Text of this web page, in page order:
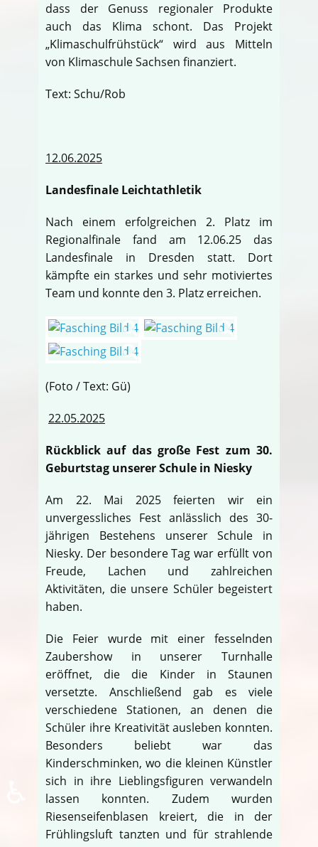
dass der Genuss regionaler Produkte
auch das Klima schont. Das Projekt
„Klimaschulfrühstück“ wird aus Mitteln
von Klimaschule Sachsen finanziert.
Text: Schu/Rob
12.06.2025
Landesfinale Leichtathletik
Nach einem erfolgreichen 2. Platz im
Regionalfinale fand am 12.06.25 das
Landesfinale in Dresden statt. Dort
kämpfte ein starkes und sehr motiviertes
Team und konnte den 3. Platz erreichen.
(Foto / Text: Gü)
22.05.2025
Rückblick auf das große Fest zum 30.
Geburtstag unserer Schule in Niesky
Am 22. Mai 2025 feierten wir ein
unvergessliches Fest anlässlich des 30-
jährigen Bestehens unserer Schule in
Niesky. Der besondere Tag war erfüllt von
Freude, Lachen und zahlreichen
Aktivitäten, die unsere Schüler begeistert
haben.
Die Feier wurde mit einer fesselnden
Zaubershow in unserer Turnhalle
eröffnet, die die Kinder in Staunen
versetzte. Anschließend gab es viele
verschiedene Stationen, an denen die
Schüler ihre Kreativität ausleben konnten.
Besonders beliebt war das
Kinderschminken, wo die kleinen Künstler
sich in ihre Lieblingsfiguren verwandeln
lassen konnten. Zudem wurden
Riesenseifenblasen kreiert, die in der
Frühlingsluft tanzten und für strahlende